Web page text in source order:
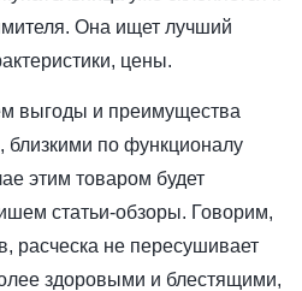
Она ищет лучший
цены.
выгоды и преимущества
близкими по функционалу
этим товаром будет
статьи-обзоры. Говорим,
расческа не пересушивает
здоровыми и блестящими,